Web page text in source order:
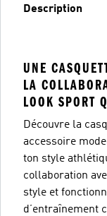
Description
UNE
LA
LOOK SPORT
Découvre la
accessoire
ton style
collaboration
style et
d’entraînement